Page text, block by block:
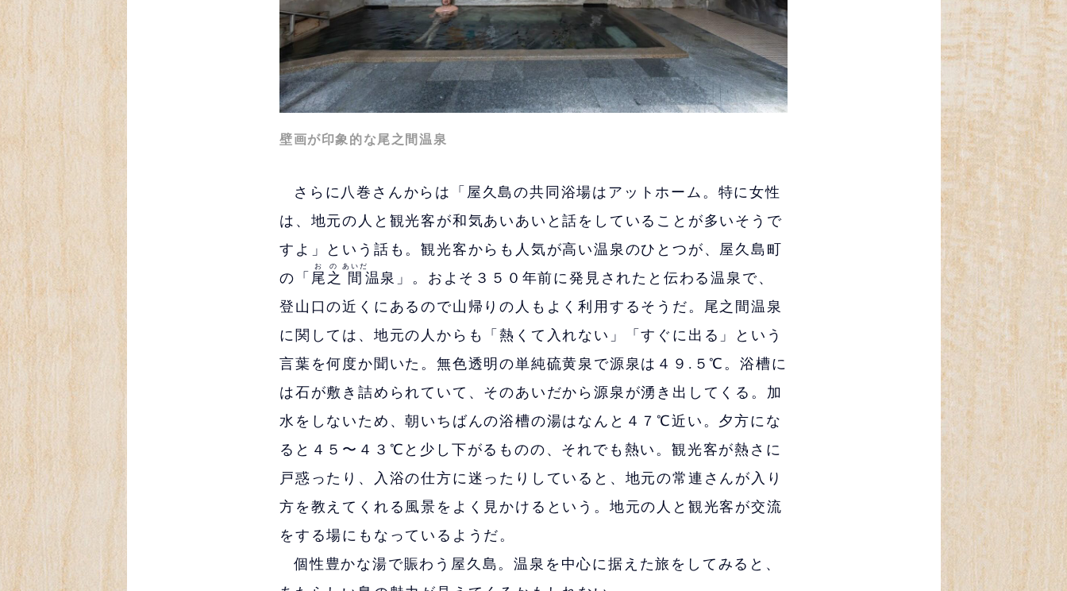
壁画が印象的な尾之間温泉
さらに八巻さんからは「屋久島の共同浴場はアットホーム。特に女性
は、地元の人と観光客が和気あいあいと話をしていることが多いそうで
すよ」という話も。観光客からも人気が高い温泉のひとつが、屋久島町
の「 尾之
おの
間
あいだ
温泉」。およそ３５０年前に発見されたと伝わる温泉で、
登山口の近くにあるので山帰りの人もよく利用するそうだ。尾之間温泉
に関しては、地元の人からも「熱くて入れない」「すぐに出る」という
言葉を何度か聞いた。無色透明の単純硫黄泉で源泉は４９.５℃。浴槽に
は石が敷き詰められていて、そのあいだから源泉が湧き出してくる。加
水をしないため、朝いちばんの浴槽の湯はなんと４７℃近い。夕方にな
ると４５〜４３℃と少し下がるものの、それでも熱い。観光客が熱さに
戸惑ったり、入浴の仕方に迷ったりしていると、地元の常連さんが入り
方を教えてくれる風景をよく見かけるという。地元の人と観光客が交流
をする場にもなっているようだ。
個性豊かな湯で賑わう屋久島。温泉を中心に据えた旅をしてみると、